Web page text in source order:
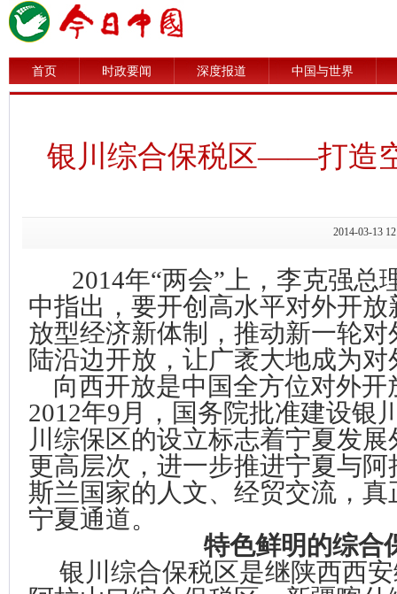
首页 时政要闻 深度报道 中国与世界
银川综合保税区——打造
2014-03-13
2014年“两会”上，李克强总
中指出，要开创高水平对外开
放型经济新体制，推动新一轮
陆沿边开放，让广袤大地成为
向西开放是中国全方位对外
2012年9月，国务院批准建设银
川综保区的设立标志着宁夏发
更高层次，进一步推进宁夏与
斯兰国家的人文、经贸交流，
宁夏通道。
特色鲜明的综合
银川综合保税区是继陕西西